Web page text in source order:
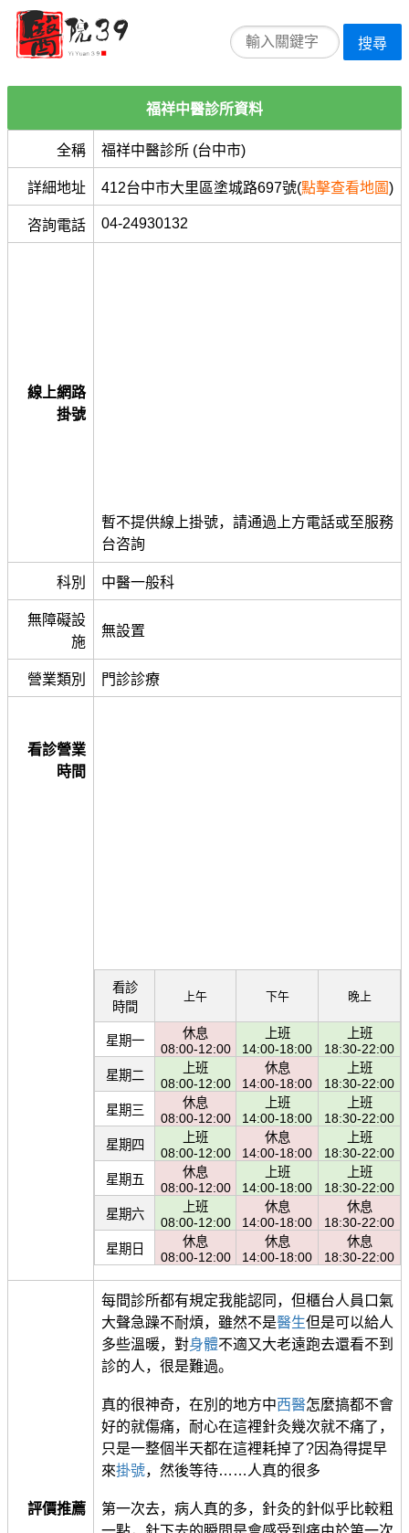
搜尋
福祥中醫診所資料
全稱 福祥中醫診所 (台中市)
詳細地址 412台中市大里區塗城路697號(點擊查看地圖)
咨詢電話 04-24930132
線上網路
掛號
暫不提供線上掛號，請通過上方電話或至服務
台咨詢
科別 中醫一般科
無障礙設
施
無設置
營業類別 門診診療
看診營業
時間
看診
時間
上午 下午 晚上
星期一
休息
08:00-12:00
上班
14:00-18:00
上班
18:30-22:00
星期二
上班
08:00-12:00
休息
14:00-18:00
上班
18:30-22:00
星期三
休息
08:00-12:00
上班
14:00-18:00
上班
18:30-22:00
星期四
上班
08:00-12:00
休息
14:00-18:00
上班
18:30-22:00
星期五
休息
08:00-12:00
上班
14:00-18:00
上班
18:30-22:00
星期六
上班
08:00-12:00
休息
14:00-18:00
休息
18:30-22:00
星期日
休息
08:00-12:00
休息
14:00-18:00
休息
18:30-22:00
評價推薦
每間診所都有規定我能認同，但櫃台人員口氣
大聲急躁不耐煩，雖然不是醫生但是可以給人
多些溫暖，對身體不適又大老遠跑去還看不到
診的人，很是難過。
真的很神奇，在別的地方中西醫怎麼搞都不會
好的就傷痛，耐心在這裡針灸幾次就不痛了，
只是一整個半天都在這裡耗掉了?因為得提早
來掛號，然後等待……人真的很多
第一次去，病人真的多，針灸的針似乎比較粗